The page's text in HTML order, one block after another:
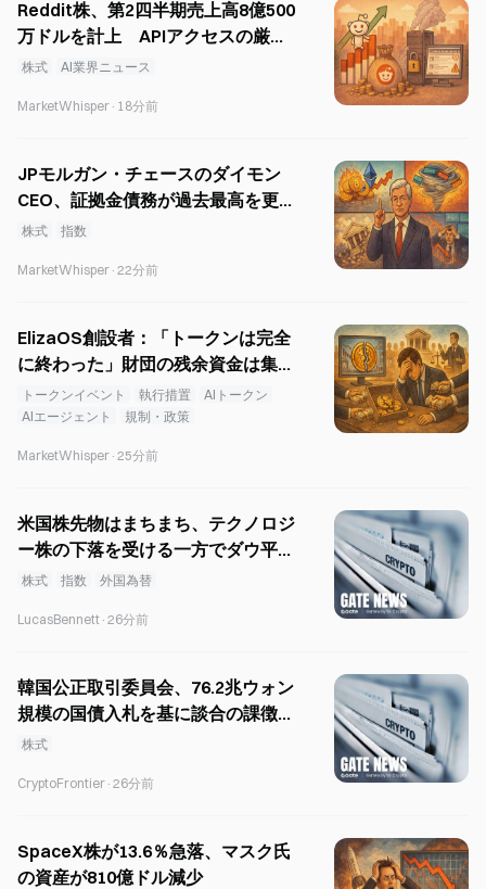
Reddit株、第2四半期売上高8億500
万ドルを計上 APIアクセスの厳格
化と旧版Redditの利用制限を発表
株式 AI業界ニュース
MarketWhisper · 18分前
JPモルガン・チェースのダイモン
CEO、証拠金債務が過去最高を更
新し、4つの主要なレバレッジリス
株式 指数
MarketWhisper · 22分前
ElizaOS創設者：「トークンは完全
に終わった」財団の残余資金は集団
訴訟の和解金に充てられる
トークンイベント 執行措置
AIトークン
AIエージェント
規制・政策
MarketWhisper · 25分前
米国株先物はまちまち、テクノロジ
ー株の下落を受ける一方でダウ平均
は最高値を更新
株式 指数 外国為替
LucasBennett · 26分前
韓国公正取引委員会、76.2兆ウォン
規模の国債入札を基に談合の課徴金
を算定。
株式
CryptoFrontier · 26分前
SpaceX株が13.6％急落、マスク氏
の資産が810億ドル減少